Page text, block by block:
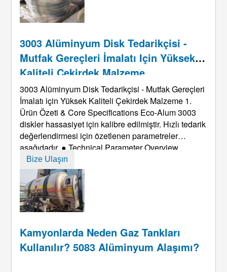
3003 Alüminyum Disk Tedarikçisi -
Mutfak Gereçleri İmalatı Için Yüksek
Kaliteli Çekirdek Malzeme
3003 Alüminyum Disk Tedarikçisi - Mutfak Gereçleri
İmalatı için Yüksek Kaliteli Çekirdek Malzeme 1.
Ürün Özeti &Core Specifications Eco-Alum3003
diskler hassasiyet için kalibre edilmiştir. Hızlı tedarik
değerlendirmesi için özetlenen parametreler
aşağıdadır. ● Technical Parameter Overview
Alaşımı)Superior rust-proofing and strength
Available...
Bize Ulaşın
Kamyonlarda Neden Gaz Tankları
Kullanılır? 5083 Alüminyum Alaşımı?